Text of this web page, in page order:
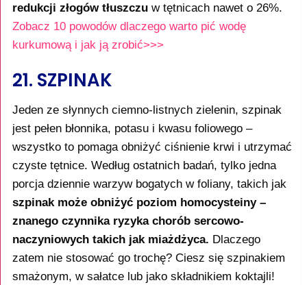
redukcji złogów tłuszczuw tętnicach nawet o 26%.
Zobacz 10 powodów dlaczego warto pić wodę
kurkumową i jak ją zrobić>>>
21. SZPINAK
Jeden ze słynnych ciemno-listnych zielenin, szpinak
jest pełen błonnika, potasu i kwasu foliowego –
wszystko to pomaga obniżyć ciśnienie krwi i utrzymać
czyste tętnice. Według ostatnich badań, tylko jedna
porcja dziennie warzyw bogatych w foliany, takich jak
szpinak może obniżyć poziom homocysteiny –
znanego czynnika ryzyka chorób sercowo-
naczyniowych takich jak miażdżyca. Dlaczego
zatem nie stosować go trochę? Ciesz się szpinakiem
smażonym, w sałatce lub jako składnikiem koktajli!